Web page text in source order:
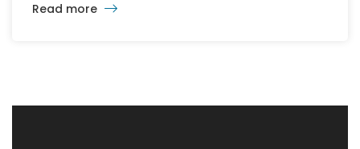
Read more